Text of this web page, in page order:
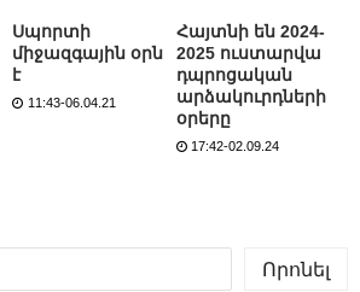
Սպորտի
միջազգային օրն
է
11:43-06.04.21
Հայտնի են 2024-
2025 ուստարվա
դպրոցական
արձակուրդների
օրերը
17:42-02.09.24
Որոնել